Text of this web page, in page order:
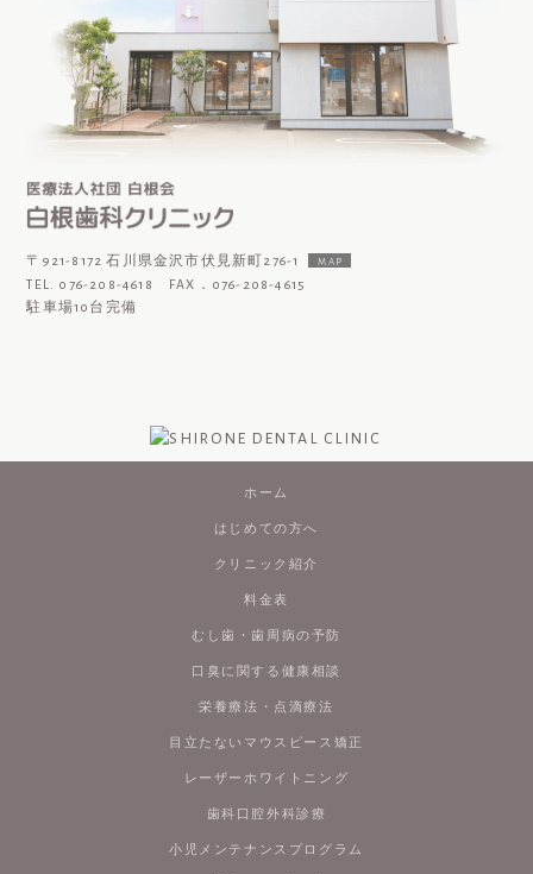
〒921-8172 石川県金沢市伏見新町276-1 MAP
TEL. 076-208-4618 FAX．076-208-4615
駐車場10台完備
ホーム
はじめての方へ
クリニック紹介
料金表
むし歯・歯周病の予防
口臭に関する健康相談
栄養療法・点滴療法
目立たないマウスピース矯正
レーザーホワイトニング
歯科口腔外科診療
小児メンテナンスプログラム